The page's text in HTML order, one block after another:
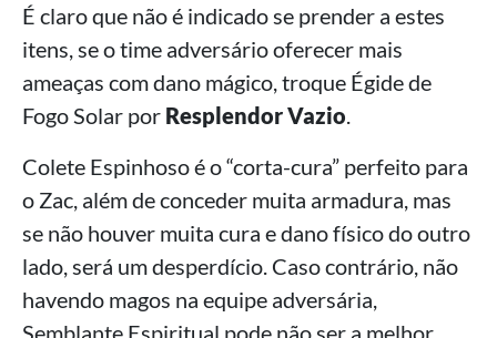
É claro que não é indicado se prender a estes
itens, se o time adversário oferecer mais
ameaças com dano mágico, troque Égide de
Fogo Solar por Resplendor Vazio
Colete Espinhoso é o “corta-cura” perfeito para
o Zac, além de conceder muita armadura, mas
se não houver muita cura e dano físico do outro
lado, será um desperdício. Caso contrário, não
havendo magos na equipe adversária,
Semblante Espiritual pode não ser a melhor